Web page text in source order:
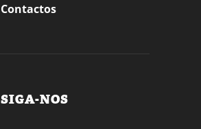
Contactos
SIGA-NOS